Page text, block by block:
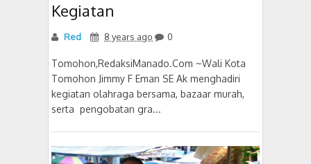
Kegiatan
Red 8 years ago 0
Tomohon,RedaksiManado.Com ~Wali Kota
Tomohon Jimmy F Eman SE Ak menghadiri
kegiatan olahraga bersama, bazaar murah,
serta pengobatan gra...